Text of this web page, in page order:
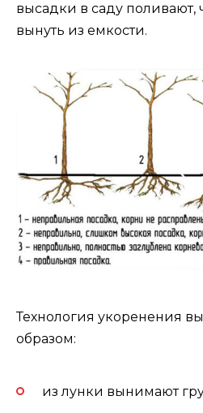
высадки в саду поливают,
вынуть из емкости.
Технология укоренения
образом:
из лунки вынимают